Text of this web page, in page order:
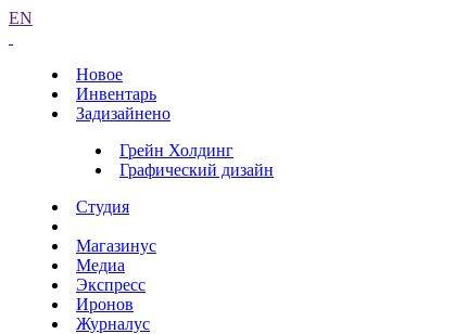
EN
Новое
Инвентарь
Задизайнено
Грейн Холдинг
Графический дизайн
Студия
Магазинус
Медиа
Экспресс
Иронов
Журналус